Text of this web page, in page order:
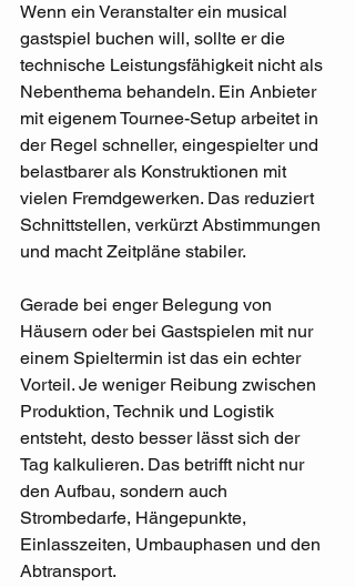
Wenn ein Veranstalter ein musical
gastspiel buchen will, sollte er die
technische Leistungsfähigkeit nicht als
Nebenthema behandeln. Ein Anbieter
mit eigenem Tournee-Setup arbeitet in
der Regel schneller, eingespielter und
belastbarer als Konstruktionen mit
vielen Fremdgewerken. Das reduziert
Schnittstellen, verkürzt Abstimmungen
und macht Zeitpläne stabiler.
Gerade bei enger Belegung von
Häusern oder bei Gastspielen mit nur
einem Spieltermin ist das ein echter
Vorteil. Je weniger Reibung zwischen
Produktion, Technik und Logistik
entsteht, desto besser lässt sich der
Tag kalkulieren. Das betrifft nicht nur
den Aufbau, sondern auch
Strombedarfe, Hängepunkte,
Einlasszeiten, Umbauphasen und den
Abtransport.